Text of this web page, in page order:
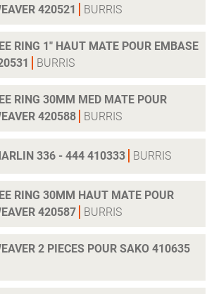
420521
BURRIS
RING 1" HAUT MATE POUR EMBASE
BURRIS
RING 30MM MED MATE POUR
420588
BURRIS
336 - 444 410333 BURRIS
RING 30MM HAUT MATE POUR
420587
BURRIS
2 PIECES POUR SAKO 410635